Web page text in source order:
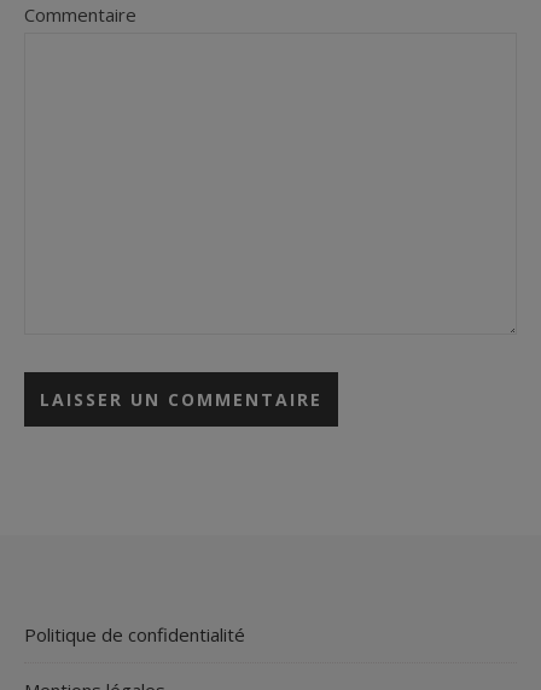
Commentaire
Politique de confidentialité